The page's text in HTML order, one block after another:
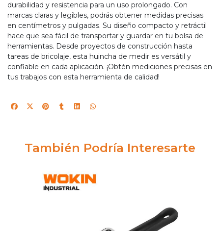
durabilidad y resistencia para un uso prolongado. Con
marcas claras y legibles, podrás obtener medidas precisas
en centímetros y pulgadas. Su diseño compacto y retráctil
hace que sea fácil de transportar y guardar en tu bolsa de
herramientas. Desde proyectos de construcción hasta
tareas de bricolaje, esta huincha de medir es versátil y
confiable en cada aplicación. ¡Obtén mediciones precisas en
tus trabajos con esta herramienta de calidad!
También Podría Interesarte